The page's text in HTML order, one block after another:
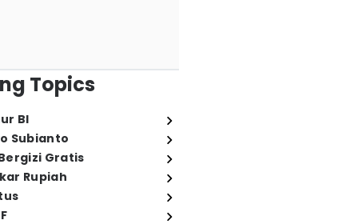
Topics
BI
Subianto
Gratis
Rupiah